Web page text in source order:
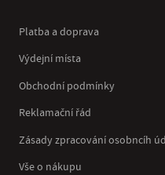
Platba a doprava
Výdejní místa
Obchodní podmínky
Reklamační řád
Zásady zpracování osobncíh
Vše o nákupu